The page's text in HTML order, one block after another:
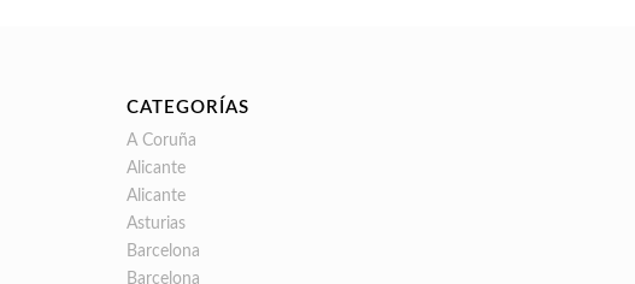
CATEGORÍAS
A Coruña
Alicante
Alicante
Asturias
Barcelona
Barcelona